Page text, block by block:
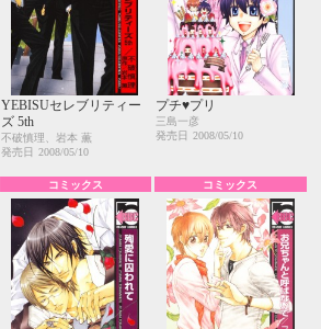
YEBISUセレブリティー
ズ 5th
不破慎理、岩本 薫
発売日 2008/05/10
プチ♥プリ
三島一彦
発売日 2008/05/10
コミックス コミックス